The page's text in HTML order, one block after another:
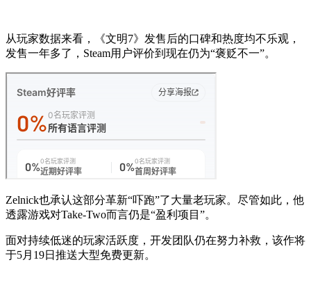
从玩家数据来看，《文明7》发售后的口碑和热度均不乐观，
发售一年多了，Steam用户评价到现在仍为“褒贬不一”。
Zelnick也承认这部分革新“吓跑”了大量老玩家。尽管如此，他
透露游戏对Take-Two而言仍是“盈利项目”。
面对持续低迷的玩家活跃度，开发团队仍在努力补救，该作将
于5月19日推送大型免费更新。